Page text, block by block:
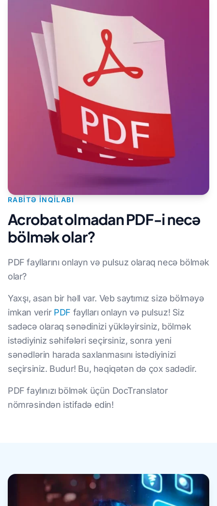
RABITƏ INQILABI
Acrobat olmadan PDF-i necə
bölmək olar?
PDF fayllarını onlayn və pulsuz olaraq necə bölmək
olar?
Yaxşı, asan bir həll var. Veb saytımız sizə bölməyə
imkan verir PDF faylları onlayn və pulsuz! Siz
sadəcə olaraq sənədinizi yükləyirsiniz, bölmək
istədiyiniz səhifələri seçirsiniz, sonra yeni
sənədlərin harada saxlanmasını istədiyinizi
seçirsiniz. Budur! Bu, həqiqətən də çox sadədir.
PDF faylınızı bölmək üçün DocTranslator
nömrəsindən istifadə edin!